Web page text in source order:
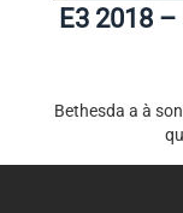
E3 2018
Bethesda a à